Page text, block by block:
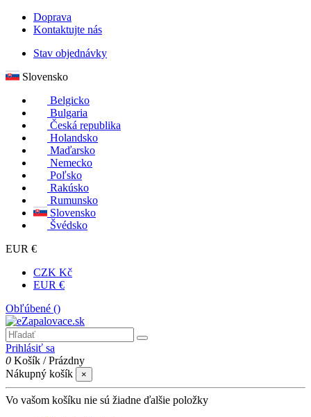
Doprava
Kontaktujte nás
Stav objednávky
Slovensko
Belgicko
Bulgaria
Česká republika
Holandsko
Maďarsko
Nemecko
Poľsko
Rakúsko
Rumunsko
Slovensko
Švédsko
EUR €
CZK Kč
EUR €
Obľúbené ()
Prihlásiť sa
0 Košík /Prázdny
Nákupný košík
×
Vo vašom košíku nie sú žiadne ďalšie položky